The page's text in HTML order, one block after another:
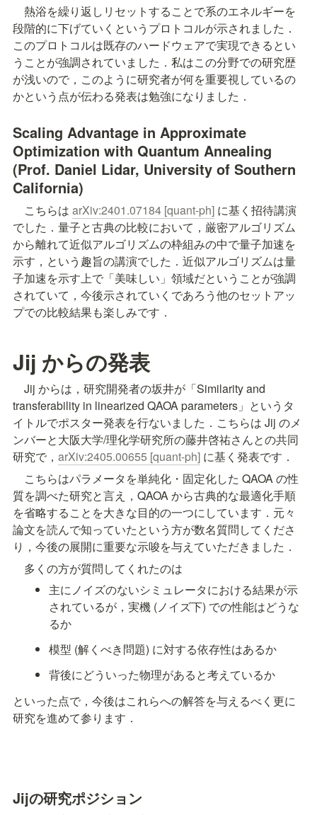
熱浴を繰り返しリセットすることで系のエネルギーを
段階的に下げていくというプロトコルが示されました．
このプロトコルは既存のハードウェアで実現できるとい
うことが強調されていました．私はこの分野での研究歴
が浅いので，このように研究者が何を重要視しているの
かという点が伝わる発表は勉強になりました．
Scaling Advantage in Approximate
Optimization with Quantum Annealing
(Prof. Daniel Lidar, University of Southern
California)
こちらは arXiv:2401.07184 [quant-ph] に基く招待講演
でした．量子と古典の比較において，厳密アルゴリズム
から離れて近似アルゴリズムの枠組みの中で量子加速を
示す，という趣旨の講演でした．近似アルゴリズムは量
子加速を示す上で「美味しい」領域だということが強調
されていて，今後示されていくであろう他のセットアッ
プでの比較結果も楽しみです．
Jij からの発表
Jij からは，研究開発者の坂井が「Similarity and
transferability in linearized QAOA parameters」というタ
イトルでポスター発表を行ないました．こちらは Jij のメ
ンバーと大阪大学/理化学研究所の藤井啓祐さんとの共同
研究で， arXiv:2405.00655 [quant-ph] に基く発表です．
こちらはパラメータを単純化・固定化した QAOA の性
質を調べた研究と言え，QAOA から古典的な最適化手順
を省略することを大きな目的の一つにしています．元々
論文を読んで知っていたという方が数名質問してくださ
り，今後の展開に重要な示唆を与えていただきました．
多くの方が質問してくれたのは
主にノイズのないシミュレータにおける結果が示
されているが，実機 (ノイズ下) での性能はどうな
るか
模型 (解くべき問題) に対する依存性はあるか
背後にどういった物理があると考えているか
といった点で，今後はこれらへの解答を与えるべく更に
研究を進めて参ります．
Jijの研究ポジション